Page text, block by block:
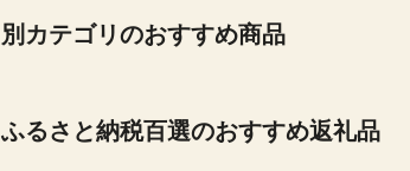
別カテゴリのおすすめ商品
ふるさと納税百選のおすすめ返礼品